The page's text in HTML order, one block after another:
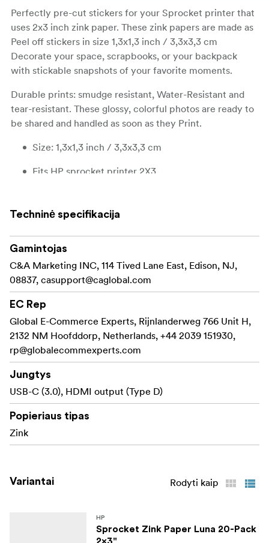
Perfectly pre-cut stickers for your Sprocket printer that
uses 2x3 inch zink paper. These zink papers are made as
Peel off stickers in size 1,3x1,3 inch / 3,3x3,3 cm
Decorate your space, scrapbooks, or your backpack
with stickable snapshots of your favorite moments.
Durable prints: smudge resistant, Water-Resistant and
tear-resistant. These glossy, colorful photos are ready to
be shared and handled as soon as they Print.
Size: 1,3x1,3 inch / 3,3x3,3 cm
Fits HP sprocket printer 2X3
Techninė specifikacija
Gamintojas
C&A Marketing INC, 114 Tived Lane East, Edison, NJ,
08837, casupport@caglobal.com
EC Rep
Global E-Commerce Experts, Rijnlanderweg 766 Unit H,
2132 NM Hoofddorp, Netherlands, +44 2039 151930,
rp@globalecommexperts.com
Jungtys
USB-C (3.0), HDMI output (Type D)
Popieriaus tipas
Zink
Variantai Rodyti kaip
HP
Sprocket Zink Paper Luna 20-Pack